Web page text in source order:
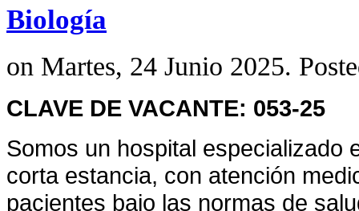
Biología
on Martes, 24 Junio 2025.
CLAVE DE VACANTE: 053-25
Somos un hospital especializado
corta estancia, con atención
pacientes bajo las normas de